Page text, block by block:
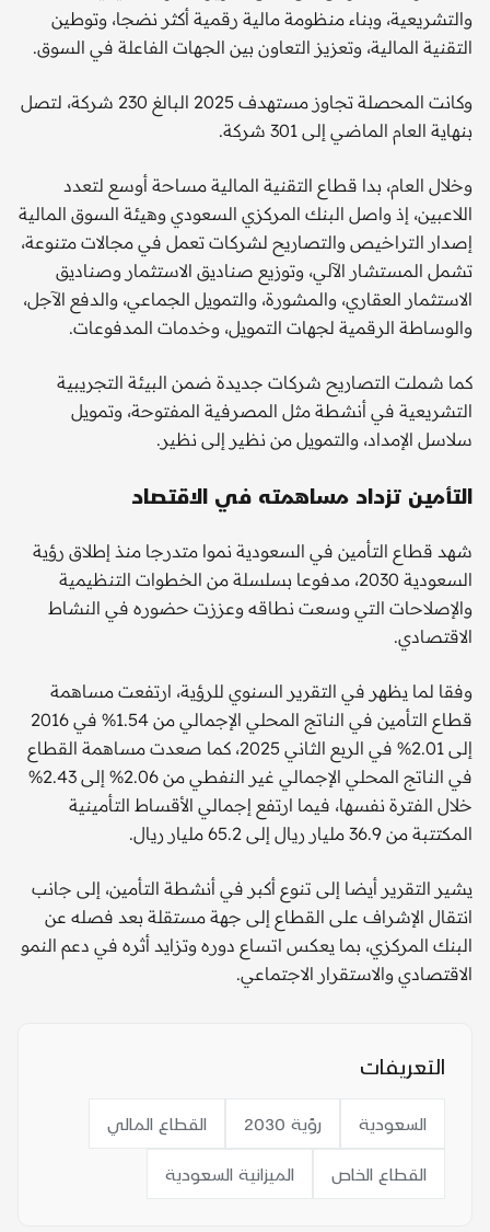
والتشريعية، وبناء منظومة مالية رقمية أكثر نضجا، وتوطين
التقنية المالية، وتعزيز التعاون بين الجهات الفاعلة في السوق.
وكانت المحصلة تجاوز مستهدف 2025 البالغ 230 شركة، لتصل
بنهاية العام الماضي إلى 301 شركة.
وخلال العام، بدا قطاع التقنية المالية مساحة أوسع لتعدد
اللاعبين، إذ واصل البنك المركزي السعودي وهيئة السوق المالية
إصدار التراخيص والتصاريح لشركات تعمل في مجالات متنوعة،
تشمل المستشار الآلي، وتوزيع صناديق الاستثمار وصناديق
الاستثمار العقاري، والمشورة، والتمويل الجماعي، والدفع الآجل،
والوساطة الرقمية لجهات التمويل، وخدمات المدفوعات.
كما شملت التصاريح شركات جديدة ضمن البيئة التجريبية
التشريعية في أنشطة مثل المصرفية المفتوحة، وتمويل
سلاسل الإمداد، والتمويل من نظير إلى نظير.
التأمين تزداد مساهمته في الاقتصاد
شهد قطاع التأمين في السعودية نموا متدرجا منذ إطلاق رؤية
السعودية 2030، مدفوعا بسلسلة من الخطوات التنظيمية
والإصلاحات التي وسعت نطاقه وعززت حضوره في النشاط
الاقتصادي.
وفقا لما يظهر في التقرير السنوي للرؤية، ارتفعت مساهمة
قطاع التأمين في الناتج المحلي الإجمالي من 1.54% في 2016
إلى 2.01% في الربع الثاني 2025، كما صعدت مساهمة القطاع
في الناتج المحلي الإجمالي غير النفطي من 2.06% إلى 2.43%
خلال الفترة نفسها، فيما ارتفع إجمالي الأقساط التأمينية
المكتتبة من 36.9 مليار ريال إلى 65.2 مليار ريال.
يشير التقرير أيضا إلى تنوع أكبر في أنشطة التأمين، إلى جانب
انتقال الإشراف على القطاع إلى جهة مستقلة بعد فصله عن
البنك المركزي، بما يعكس اتساع دوره وتزايد أثره في دعم النمو
الاقتصادي والاستقرار الاجتماعي.
التعريفات
السعودية رؤية 2030 القطاع المالي
القطاع الخاص الميزانية السعودية